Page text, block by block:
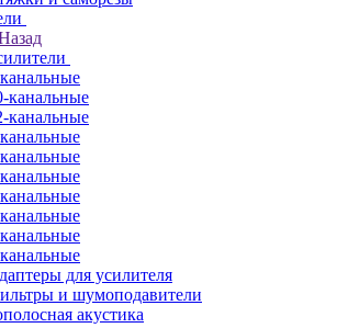
канальные
канальные
для усилителя
и шумоподавители
акустика